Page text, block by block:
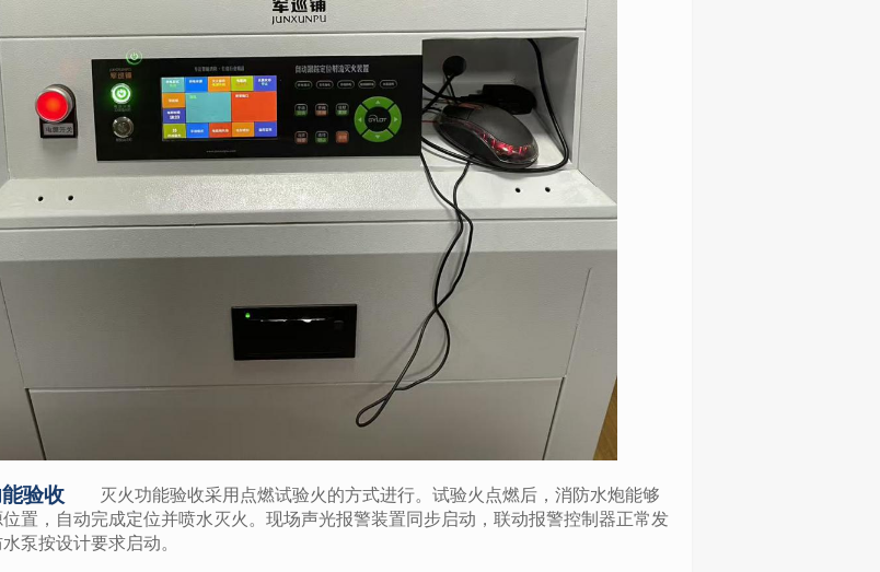
验收
灭火功能验收采用点燃试验火的方式进行。试验火点燃后，消防水炮能够
置，自动完成定位并喷水灭火。现场声光报警装置同步启动，联动报警控制器正常发
泵按设计要求启动。